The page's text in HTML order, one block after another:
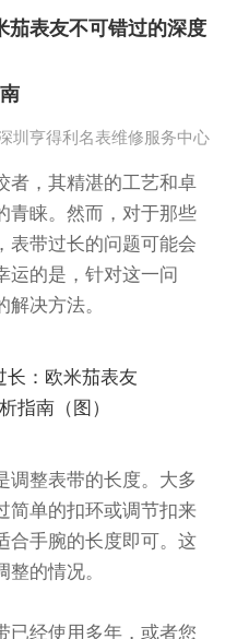
茄表友不可错过的深度
圳亨得利名表维修服务中心
，其精湛的工艺和卓
青睐。然而，对于那些
表带过长的问题可能会
运的是，针对这一问
决方法。
整表带的长度。大多
简单的扣环或调节扣来
合手腕的长度即可。这
的情况。
经使用多年，或者您